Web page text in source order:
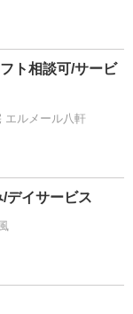
ト相談可/サービ
エルメール八軒
/デイサービス